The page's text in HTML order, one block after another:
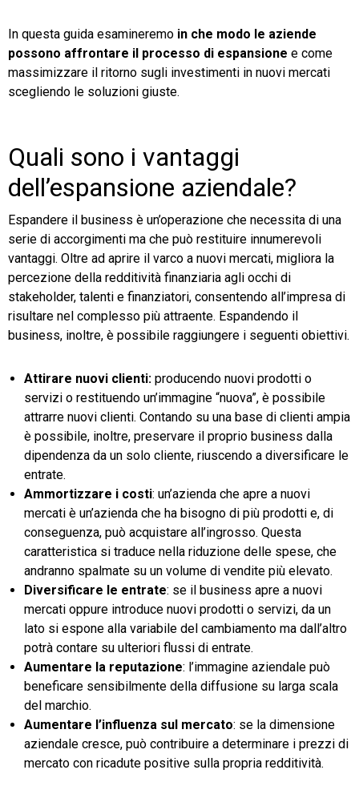
In questa guida esamineremo in che modo le aziende
possono affrontare il processo di espansione e come
massimizzare il ritorno sugli investimenti in nuovi mercati
scegliendo le soluzioni giuste.
Quali sono i vantaggi
dell’espansione aziendale?
Espandere il business è un’operazione che necessita di una
serie di accorgimenti ma che può restituire innumerevoli
vantaggi. Oltre ad aprire il varco a nuovi mercati, migliora la
percezione della redditività finanziaria agli occhi di
stakeholder, talenti e finanziatori, consentendo all’impresa di
risultare nel complesso più attraente. Espandendo il
business, inoltre, è possibile raggiungere i seguenti obiettivi.
Attirare nuovi clienti: producendo nuovi prodotti o
servizi o restituendo un’immagine “nuova”, è possibile
attrarre nuovi clienti. Contando su una base di clienti ampia
è possibile, inoltre, preservare il proprio business dalla
dipendenza da un solo cliente, riuscendo a diversificare le
entrate.
Ammortizzare i costi: un’azienda che apre a nuovi
mercati è un’azienda che ha bisogno di più prodotti e, di
conseguenza, può acquistare all’ingrosso. Questa
caratteristica si traduce nella riduzione delle spese, che
andranno spalmate su un volume di vendite più elevato.
Diversificare le entrate: se il business apre a nuovi
mercati oppure introduce nuovi prodotti o servizi, da un
lato si espone alla variabile del cambiamento ma dall’altro
potrà contare su ulteriori flussi di entrate.
Aumentare la reputazione: l’immagine aziendale può
beneficare sensibilmente della diffusione su larga scala
del marchio.
Aumentare l’influenza sul mercato: se la dimensione
aziendale cresce, può contribuire a determinare i prezzi di
mercato con ricadute positive sulla propria redditività.